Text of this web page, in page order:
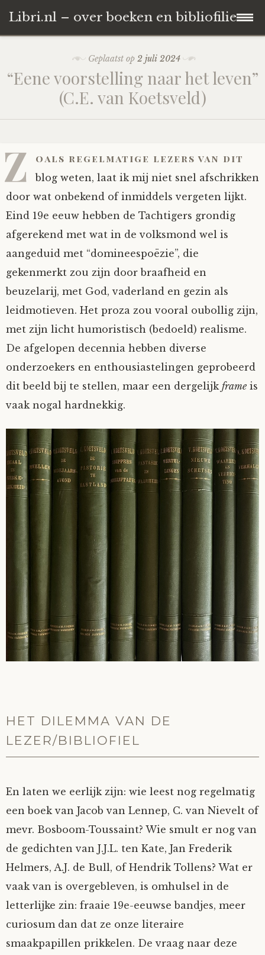
Libri.nl – over boeken en bibliofilie
inhoud
Bibliotheca Habetsiana
De bibliotheek nu
Maastricht, St. Pieter 2021-2022
Maastricht, Daalhof 2014-2021
Montfort 1999-2013
Ingangen
Dichters & gedichten
Recensies
Juweeltjes voor het oog
Jagen & verzamelen
Lijstjes & overzichten
Informatie
Over deze website
Contact
Privacy
Geplaatst op2 juli 2024
“Eene voorstelling naar het leven”
(C.E. van Koetsveld)
Z oals regelmatige lezers van dit
blog weten, laat ik mij niet snel afschrikken
door wat onbekend of inmiddels vergeten lijkt.
Eind 19e eeuw hebben de Tachtigers grondig
afgerekend met wat in de volksmond wel is
aangeduid met “domineespoëzie”, die
gekenmerkt zou zijn door braafheid en
beuzelarij, met God, vaderland en gezin als
leidmotieven. Het proza zou vooral oubollig zijn,
met zijn licht humoristisch (bedoeld) realisme.
De afgelopen decennia hebben diverse
onderzoekers en enthousiastelingen geprobeerd
dit beeld bij te stellen, maar een dergelijk frame is
vaak nogal hardnekkig.
HET DILEMMA VAN DE
LEZER/BIBLIOFIEL
En laten we eerlijk zijn: wie leest nog regelmatig
een boek van Jacob van Lennep, C. van Nievelt of
mevr. Bosboom-Toussaint? Wie smult er nog van
de gedichten van J.J.L. ten Kate, Jan Frederik
Helmers, A.J. de Bull, of Hendrik Tollens? Wat er
vaak van is overgebleven, is omhulsel in de
letterlijke zin: fraaie 19e-eeuwse bandjes, meer
curiosum dan dat ze onze literaire
smaakpapillen prikkelen. De vraag naar deze